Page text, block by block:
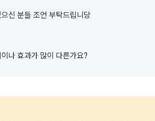
신 분들 조언 부탁드립니당
나 효과가 많이 다른가요?